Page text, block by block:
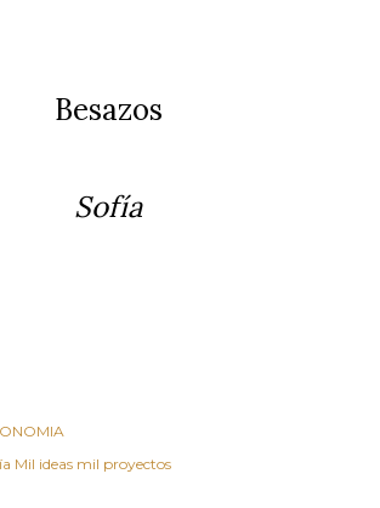
Besazos
Sofía
Mil ideas mil proyectos